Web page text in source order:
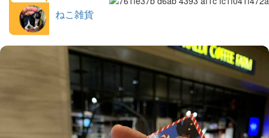
ねこ雑貨